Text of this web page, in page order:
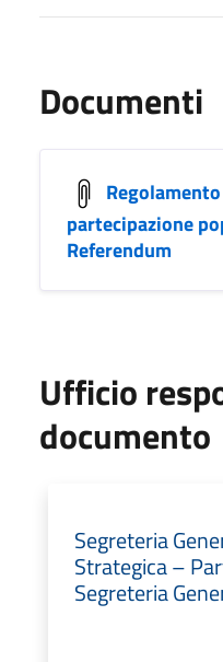
Documenti
partecipazione
Referendum
Ufficio
documento
Segreteria
Strategica –
Segreteria